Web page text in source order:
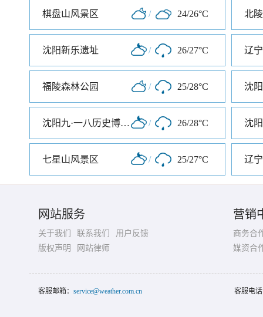
棋盘山风景区 / 24/26°C 北
沈阳新乐遗址 / 26/27°C 辽
福陵森林公园 / 25/28°C 沈
沈阳九·一八历史博物馆 / 26/28°C 沈
七星山风景区 / 25/27°C 辽
网站服务
关于我们 联系我们
用户反馈
版权声明
网站律师
营销
商务合
媒资合
客服邮箱： service@weather.com.cn 客服电